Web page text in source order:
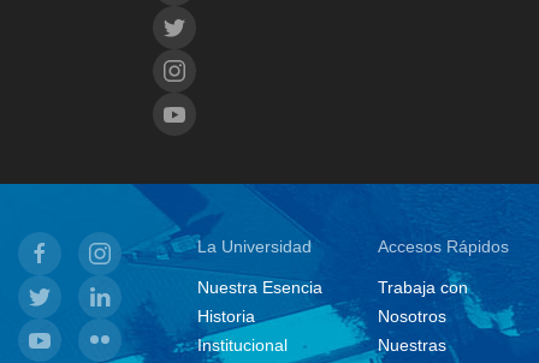
La Universidad
Nuestra Esencia
Historia
Institucional
Accesos Rápidos
Trabaja con
Nosotros
Nuestras